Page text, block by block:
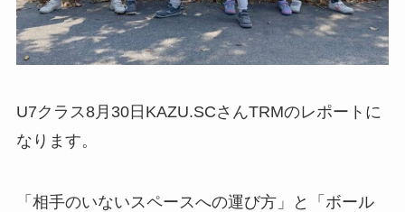
U7クラス8月30日KAZU.SCさんTRMのレポートに
なります。
「相手のいないスペースへの運び方」と「ボール